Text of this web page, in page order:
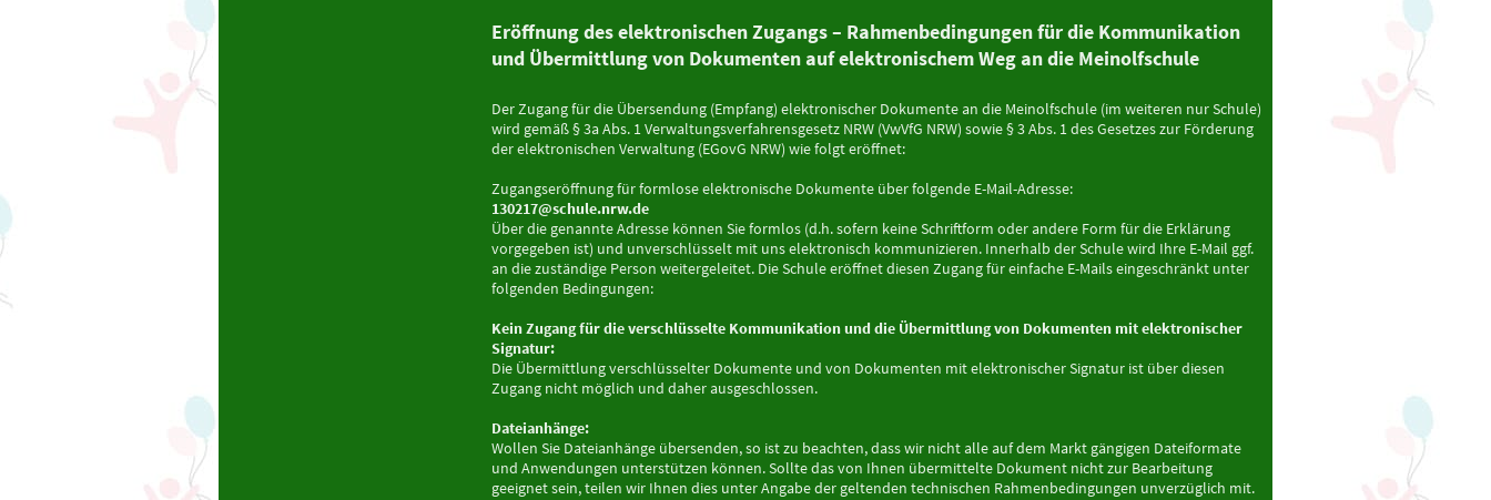
Eröffnung des elektronischen Zugangs – Rahmenbedingungen für die Kommunikation
und Übermittlung von Dokumenten auf elektronischem Weg an die Meinolfschule
Der Zugang für die Übersendung (Empfang) elektronischer Dokumente an die Meinolfschule (im weiteren nur Schule)
wird gemäß § 3a Abs. 1 Verwaltungsverfahrensgesetz NRW (VwVfG NRW) sowie § 3 Abs. 1 des Gesetzes zur Förderung
der elektronischen Verwaltung (EGovG NRW) wie folgt eröffnet:
Zugangseröffnung für formlose elektronische Dokumente über folgende E-Mail-Adresse:
130217@schule.nrw.de
Über die genannte Adresse können Sie formlos (d.h. sofern keine Schriftform oder andere Form für die Erklärung
vorgegeben ist) und unverschlüsselt mit uns elektronisch kommunizieren. Innerhalb der Schule wird Ihre E-Mail ggf.
an die zuständige Person weitergeleitet. Die Schule eröffnet diesen Zugang für einfache E-Mails eingeschränkt unter
folgenden Bedingungen:
Kein Zugang für die verschlüsselte Kommunikation und die Übermittlung von Dokumenten mit elektronischer
Signatur:
Die Übermittlung verschlüsselter Dokumente und von Dokumenten mit elektronischer Signatur ist über diesen
Zugang nicht möglich und daher ausgeschlossen.
Dateianhänge:
Wollen Sie Dateianhänge übersenden, so ist zu beachten, dass wir nicht alle auf dem Markt gängigen Dateiformate
und Anwendungen unterstützen können. Sollte das von Ihnen übermittelte Dokument nicht zur Bearbeitung
geeignet sein, teilen wir Ihnen dies unter Angabe der geltenden technischen Rahmenbedingungen unverzüglich mit.